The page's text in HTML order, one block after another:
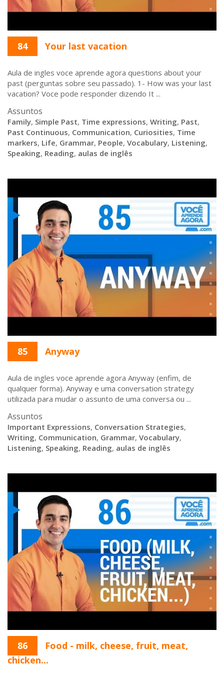
84 Your last vacation
Aula de ingles voce aprende agora questions about your
past (perguntas sobre seu passado). 1- How was your last
vacation? Voce pode responder dizendo It ...
Assuntos
Family, Simple Past, Time expressions, Writing, Past,
Past Continuous, Communication, Curiosities, Time
markers, Life, Grammar, People, Vocabulary, Listening,
Speaking, Reading, aulas de inglês
85 Anyway
Aula de ingles voce aprende agora Anyway (enfim, de
qualquer forma). Anyway e uma conversation strategy
utilizada para mudar o assunto de uma conversa ou ...
Assuntos
Important Expressions, Conversation Strategies,
Writing, Communication, Grammar, Vocabulary,
Listening, Speaking, Reading, aulas de inglês
86
Food - milk, cheese, fruit, meat,
chicken...